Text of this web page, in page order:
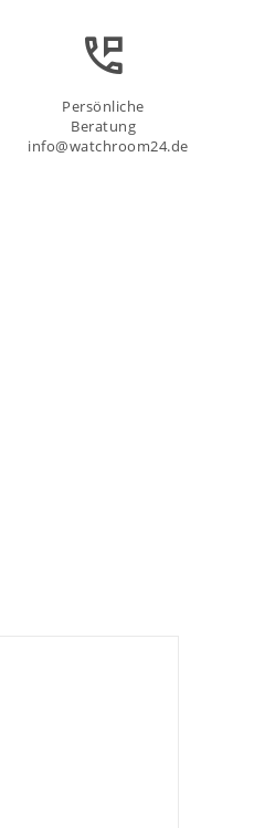
Persönliche
Beratung
info@watchroom24.de